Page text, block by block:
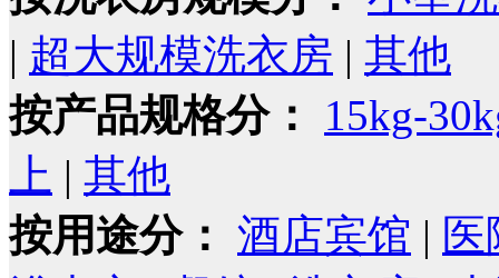
| 超大规模洗衣房 | 其他
按产品规格分：
15kg-
上 | 其他
按用途分： 酒店宾馆 | 医